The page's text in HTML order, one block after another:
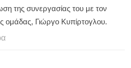
της συνεργασίας του με τον
ομάδας, Γιώργο Κυπίρτογλου.